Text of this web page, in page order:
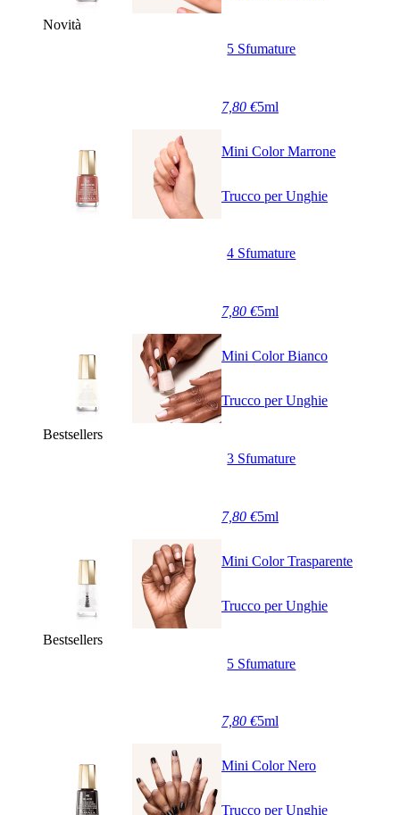
Novità
5 Sfumature
7,80 €5ml
Mini Color Marrone
Trucco per Unghie
4 Sfumature
7,80 €5ml
Bestsellers
Mini Color Bianco
Trucco per Unghie
3 Sfumature
7,80 €5ml
Bestsellers
Mini Color Trasparente
Trucco per Unghie
5 Sfumature
7,80 €5ml
Mini Color Nero
Trucco per Unghie